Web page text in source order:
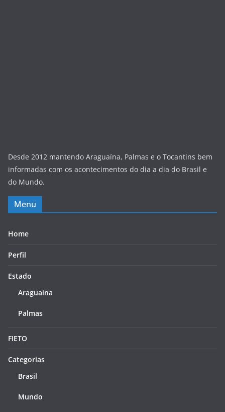
Desde 2012 mantendo Araguaína, Palmas e o Tocantins bem
informadas com os acontecimentos do dia a dia do Brasil e
do Mundo.
Menu
Home
Perfil
Estado
Araguaína
Palmas
FIETO
Categorias
Brasil
Mundo